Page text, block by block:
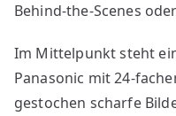
Behind-the-Scenes
Im Mittelpunkt steht
Panasonic mit 24-
gestochen scharfe